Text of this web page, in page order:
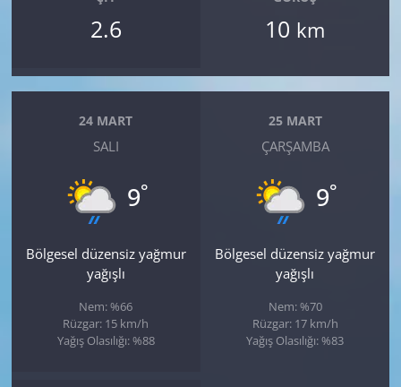
2.6 10 km
24 MART
SALI
9°
Bölgesel düzensiz yağmur
yağışlı
Nem: %66
Rüzgar: 15 km/h
Yağış Olasılığı: %88
25 MART
ÇARŞAMBA
9°
Bölgesel düzensiz yağmur
yağışlı
Nem: %70
Rüzgar: 17 km/h
Yağış Olasılığı: %83